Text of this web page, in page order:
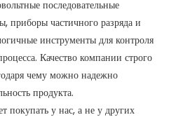
последовательные
приборы частичного разряда и
инструменты для контроля
Качество компании строго
чему можно надежно
продукта.
покупать у нас, а не у других